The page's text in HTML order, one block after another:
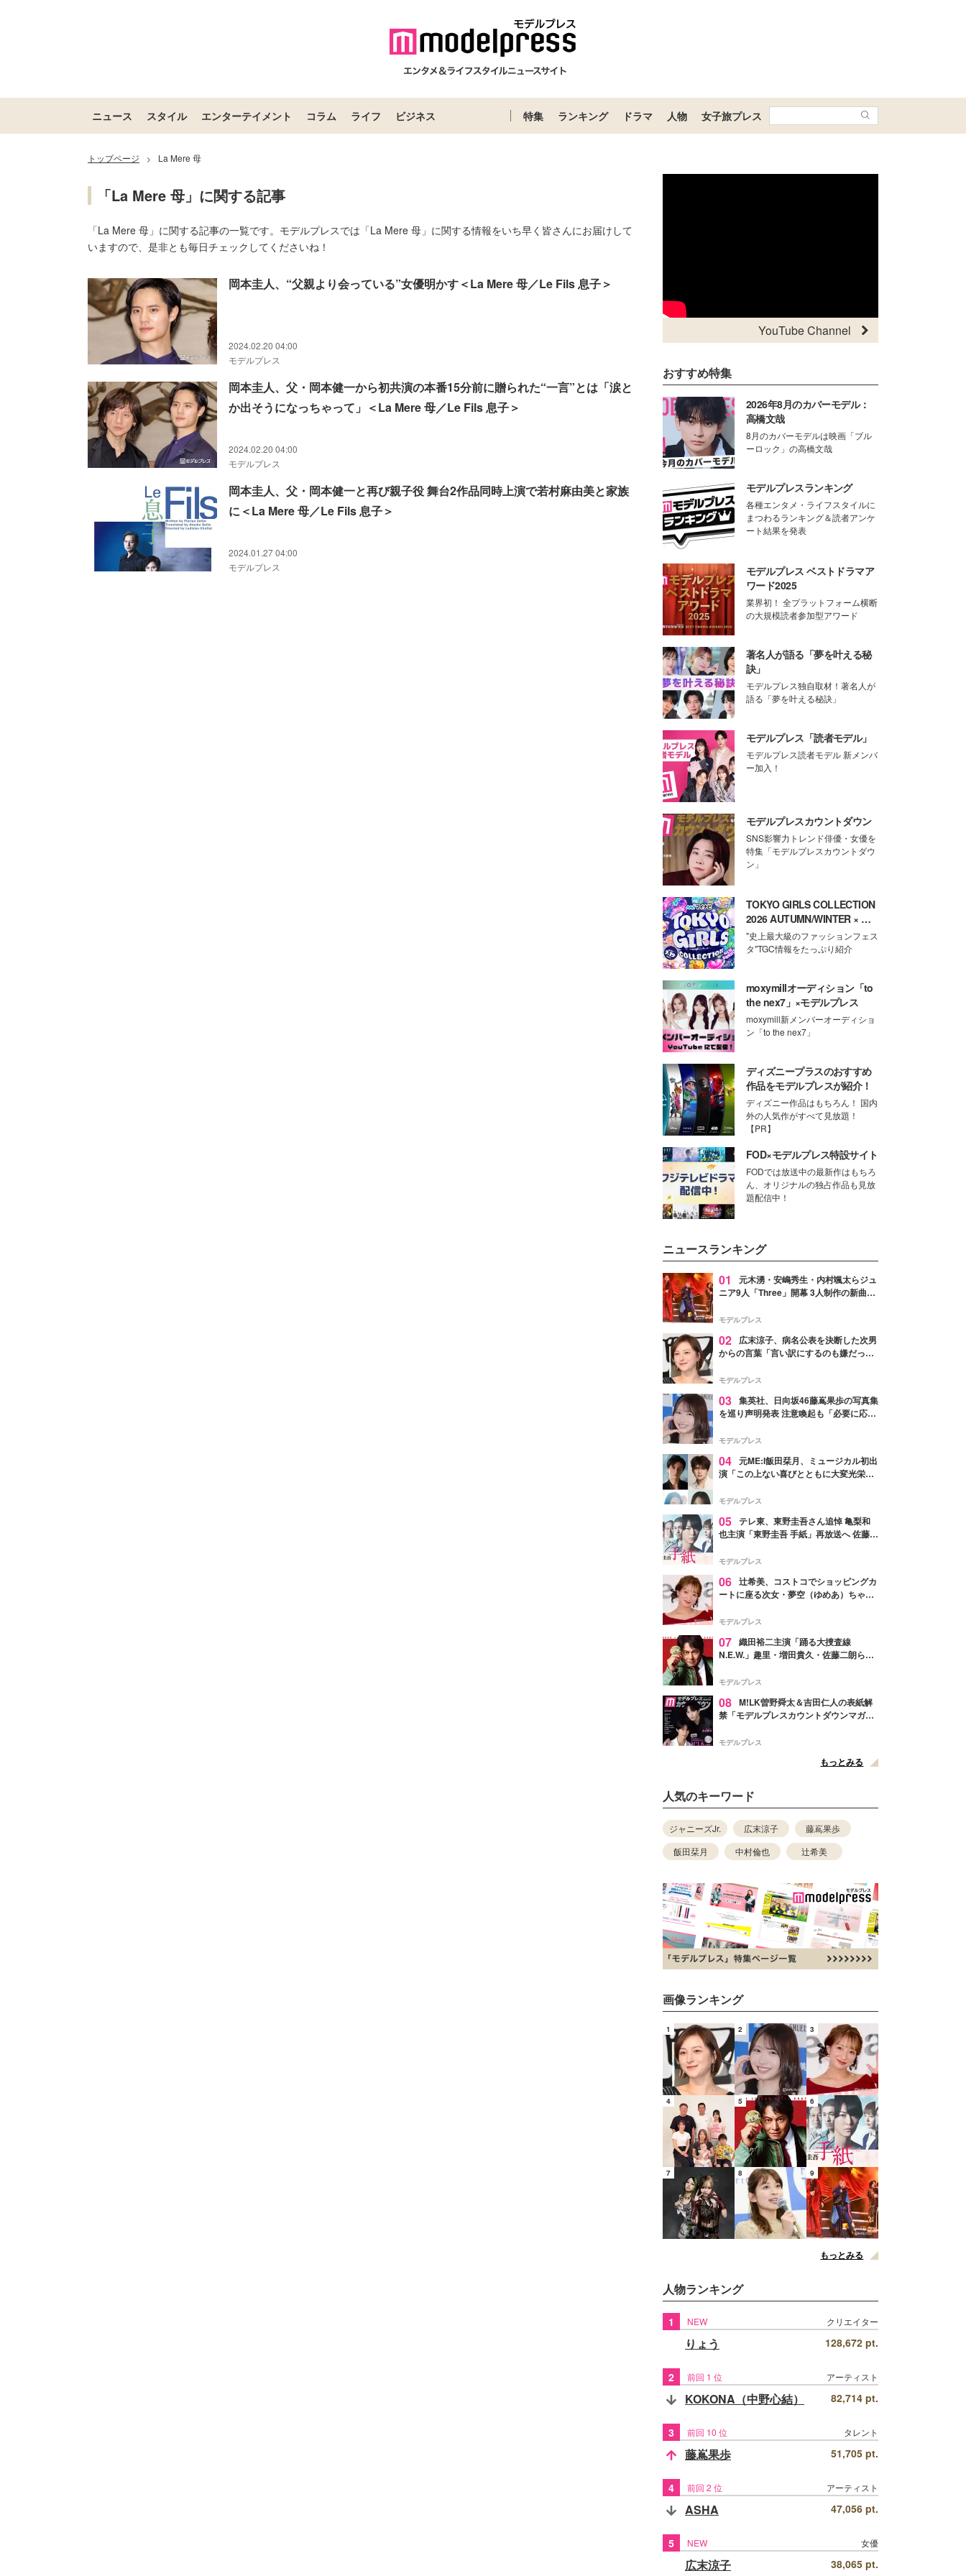
ニュース スタイル エンターテイメント コラム ライフ ビジネス 特集 ランキング ドラマ 人物 女子旅プレス
トップページ > La Mere 母
「La Mere 母」に関する記事
「La Mere 母」に関する記事の一覧です。モデルプレスでは「La Mere 母」に関する情報をいち早く皆さんにお届けして
いますので、是非とも毎日チェックしてくださいね！
岡本圭人、“父親より会っている”女優明かす＜La Mere 母／Le Fils 息子＞
2024.02.20 04:00
モデルプレス
岡本圭人、父・岡本健一から初共演の本番15分前に贈られた“一言”とは「涙と
か出そうになっちゃって」＜La Mere 母／Le Fils 息子＞
2024.02.20 04:00
モデルプレス
岡本圭人、父・岡本健一と再び親子役 舞台2作品同時上演で若村麻由美と家族
に＜La Mere 母／Le Fils 息子＞
2024.01.27 04:00
モデルプレス
YouTube Channel
おすすめ特集
2026年8月のカバーモデル：
高橋文哉
8月のカバーモデルは映画「ブル
ーロック」の高橋文哉
モデルプレスランキング
各種エンタメ・ライフスタイルに
まつわるランキング＆読者アンケ
ート結果を発表
モデルプレス ベストドラマア
ワード2025
業界初！ 全プラットフォーム横断
の大規模読者参加型アワード
著名人が語る「夢を叶える秘
訣」
モデルプレス独自取材！著名人が
語る「夢を叶える秘訣」
モデルプレス「読者モデル」
モデルプレス読者モデル 新メンバ
ー加入！
モデルプレスカウントダウン
SNS影響力トレンド俳優・女優を
特集「モデルプレスカウントダウ
ン」
TOKYO GIRLS COLLECTION
2026 AUTUMN/WINTER × モ
デルプレス
"史上最大級のファッションフェス
タ"TGC情報をたっぷり紹介
moxymillオーディション「to
the nex7」×モデルプレス
moxymill新メンバーオーディショ
ン「to the nex7」
ディズニープラスのおすすめ
作品をモデルプレスが紹介！
ディズニー作品はもちろん！ 国内
外の人気作がすべて見放題！
【PR】
FOD×モデルプレス特設サイト
FODでは放送中の最新作はもちろ
ん、オリジナルの独占作品も見放
題配信中！
ニュースランキング
01
元木湧・安嶋秀生・内村颯太らジュ
ニア9人「Three」開幕 3人制作の新曲＆
進んで夢を掴みたい」【ゲネプロレポ】
モデルプレス
02
広末涼子、病名公表を決断した次男
からの言葉「言い訳にするのも嫌だっ
モデルプレス
03 集英社、日向坂46藤嶌果歩の写真集
を巡り声明発表 注意喚起も「必要に応じ
モデルプレス
04 元ME:I飯田栞月、ミュージカル初出
演「この上ない喜びとともに大変光栄」
ャスト発表
モデルプレス
05 テレ東、東野圭吾さん追悼 亀梨和
也主演「東野圭吾 手紙」再放送へ 佐藤隆
モデルプレス
06 辻希美、コストコでショッピングカ
ートに座る次女・夢空（ゆめあ）ちゃん
ぎ」「成長を感じる」の声
モデルプレス
07 織田裕二主演「踊る大捜査線
N.E.W.」趣里・増田貴久・佐藤二朗ら新
徴する“謎のキーワード”も
モデルプレス
08 M!LK曽野舜太＆吉田仁人の表紙解
禁「モデルプレスカウントダウンマガジ
モデルプレス
もっとみる
人気のキーワード
ジャニーズJr. 広末涼子
藤嶌果歩
飯田栞月
中村倫也 辻希美
画像ランキング
1 2 3
4 5 6
7 8 9
もっとみる
人物ランキング
1 NEW クリエイター
りょう 128,672 pt.
2 前回 1 位 アーティスト
KOKONA（中野心結） 82,714 pt.
3 前回 10 位 タレント
藤嶌果歩 51,705 pt.
4 前回 2 位 アーティスト
ASHA 47,056 pt.
5 NEW 女優
広末涼子 38,065 pt.